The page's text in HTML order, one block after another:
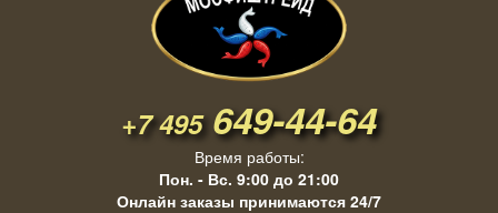
+7 495649-44-64
Время работы:
Пон. - Вс. 9:00 до 21:00
Онлайн заказы принимаются 24/7